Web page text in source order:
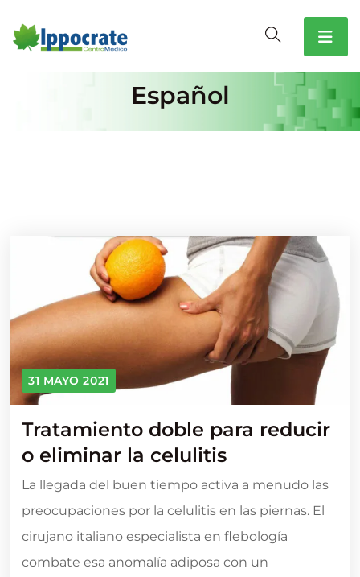
Español
31 MAYO 2021
Tratamiento doble para reducir
o eliminar la celulitis
La llegada del buen tiempo activa a menudo las
preocupaciones por la celulitis en las piernas. El
cirujano italiano especialista en flebología
combate esa anomalía adiposa con un